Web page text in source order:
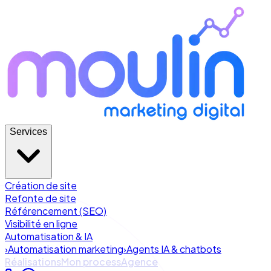
Services
Création de site
Refonte de site
Référencement (SEO)
Visibilité en ligne
Automatisation & IA
›Automatisation marketing›Agents IA & chatbots
RéalisationsMon processAgence